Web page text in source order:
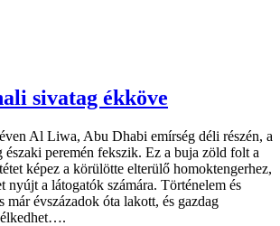
sivatag ékköve
Al Liwa, Abu Dhabi emírség déli részén, a
északi peremén fekszik. Ez a buja zöld folt a
képez a körülötte elterülő homoktengerhez,
nyújt a látogatók számára. Történelem és
évszázadok óta lakott, és gazdag